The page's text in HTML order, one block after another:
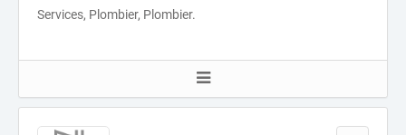
Services, Plombier, Plombier.